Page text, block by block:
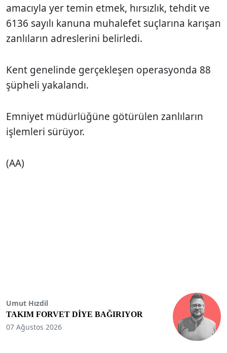
amacıyla yer temin etmek, hırsızlık, tehdit ve
6136 sayılı kanuna muhalefet suçlarına karışan
zanlıların adreslerini belirledi.
Kent genelinde gerçekleşen operasyonda 88
şüpheli yakalandı.
Emniyet müdürlüğüne götürülen zanlıların
işlemleri sürüyor.
(AA)
Umut Hızdil
TAKIM FORVET DİYE BAĞIRIYOR
07 Ağustos 2026